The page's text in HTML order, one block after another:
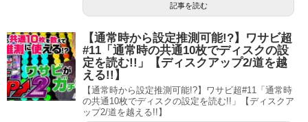
記事を読む
【通常時から設定推測可能!?】ワサビ超
#11「通常時の共通10枚でディスクの設
定を読む!!」【ディスクアップ2/道を越
える!!】
【通常時から設定推測可能!?】ワサビ超#11「通常時
の共通10枚でディスクの設定を読む!!」【ディスクア
ップ2/道を越える!!】